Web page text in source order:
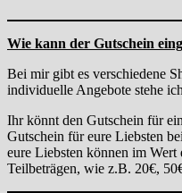
Wie kann der Gutschein
Bei mir gibt es verschiedene
individuelle Angebote stehe
Ihr könnt den Gutschein für
Gutschein für eure Liebsten
eure Liebsten können im Wert
Teilbeträgen, wie z.B. 20€,